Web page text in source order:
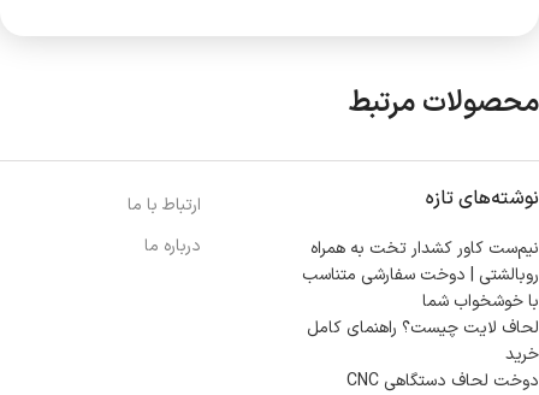
محصولات مرتبط
نوشته‌های تازه
نیم‌ست کاور کشدار تخت به همراه
روبالشتی | دوخت سفارشی متناسب
با خوشخواب شما
لحاف لایت چیست؟ راهنمای کامل
خرید
دوخت لحاف دستگاهی CNC
ارتباط با ما
درباره ما